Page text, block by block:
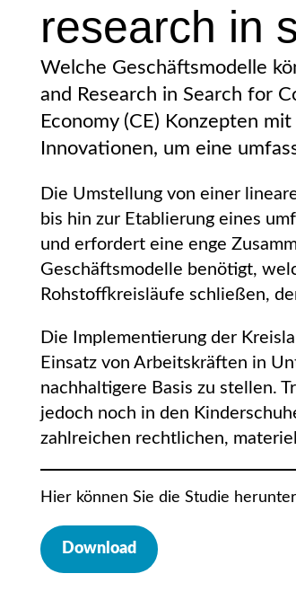
research in
Welche Geschäftsmodelle
and Research in Search for
Economy (CE) Konzepten
Innovationen, um eine
Die Umstellung von einer
bis hin zur Etablierung eines
und erfordert eine enge
Geschäftsmodelle benötigt,
Rohstoffkreisläufe schließen,
Die Implementierung der
Einsatz von Arbeitskräften in
nachhaltigere Basis zu stellen.
jedoch noch in den
zahlreichen rechtlichen,
Hier können Sie die Studie
Download